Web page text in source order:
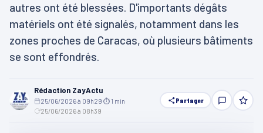
autres ont été blessées. D'importants dégâts
matériels ont été signalés, notamment dans les
zones proches de Caracas, où plusieurs bâtiments
se sont effondrés.
Rédaction ZayActu
25/06/2026 à 09h29 ⏱ 1 min
25/06/2026 à 08h39
Partager